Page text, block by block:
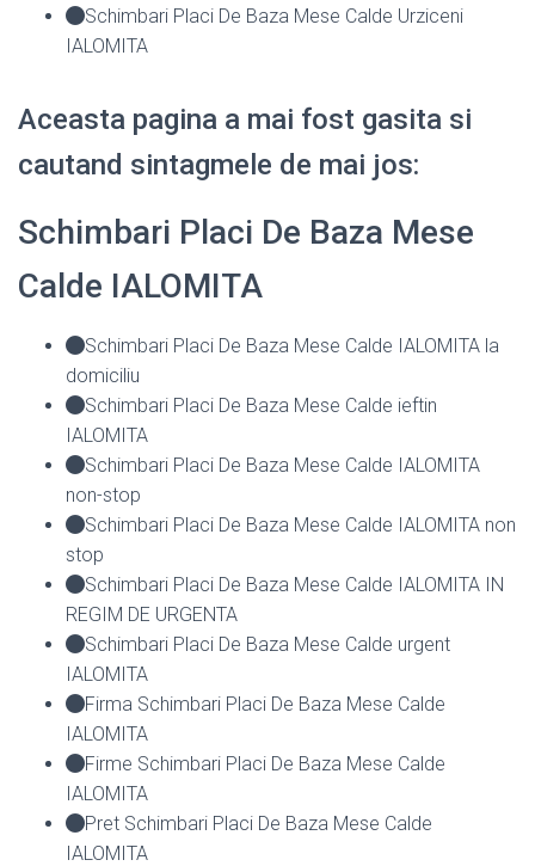
Schimbari Placi De Baza Mese Calde Urziceni
IALOMITA
Aceasta pagina a mai fost gasita si
cautand sintagmele de mai jos:
Schimbari Placi De Baza Mese
Calde IALOMITA
Schimbari Placi De Baza Mese Calde IALOMITA la
domiciliu
Schimbari Placi De Baza Mese Calde ieftin
IALOMITA
Schimbari Placi De Baza Mese Calde IALOMITA
non-stop
Schimbari Placi De Baza Mese Calde IALOMITA non
stop
Schimbari Placi De Baza Mese Calde IALOMITA IN
REGIM DE URGENTA
Schimbari Placi De Baza Mese Calde urgent
IALOMITA
Firma Schimbari Placi De Baza Mese Calde
IALOMITA
Firme Schimbari Placi De Baza Mese Calde
IALOMITA
Pret Schimbari Placi De Baza Mese Calde
IALOMITA